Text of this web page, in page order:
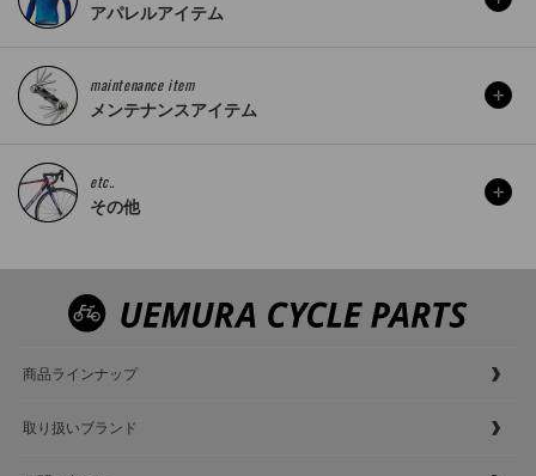
アパレルアイテム
maintenance item
メンテナンスアイテム
etc..
その他
商品ラインナップ
取り扱いブランド